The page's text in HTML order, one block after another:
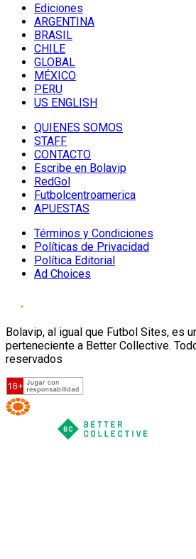
Ediciones
ARGENTINA
BRASIL
CHILE
GLOBAL
MÉXICO
PERU
US ENGLISH
QUIENES SOMOS
STAFF
CONTACTO
Escribe en Bolavip
RedGol
Futbolcentroamerica
APUESTAS
Términos y Condiciones
Políticas de Privacidad
Política Editorial
Ad Choices
Bolavip, al igual que Futbol Sites, es
perteneciente a Better Collective.
reservados